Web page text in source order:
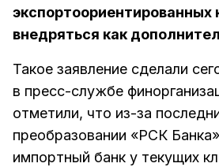
экспортоориентированных
внедряться как
Такое заявление сделали
в пресс-службе
отметили, что из-за
преобразовании «РСК
импортный банк у текущих